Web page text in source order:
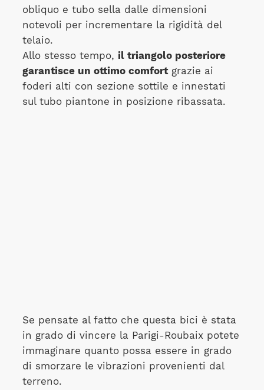
obliquo e tubo sella dalle dimensioni
notevoli per incrementare la rigidità del
telaio.
Allo stesso tempo, il triangolo posteriore
garantisce un ottimo comfortgrazie ai
foderi alti con sezione sottile e innestati
sul tubo piantone in posizione ribassata.
Se pensate al fatto che questa bici è stata
in grado di vincere la Parigi-Roubaix potete
immaginare quanto possa essere in grado
di smorzare le vibrazioni provenienti dal
terreno.